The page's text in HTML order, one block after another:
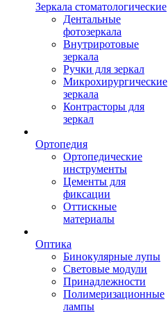
Зеркала стоматологические
Дентальные
фотозеркала
Внутриротовые
зеркала
Ручки для зеркал
Микрохирургические
зеркала
Контрасторы для
зеркал
Ортопедия
Ортопедические
инструменты
Цементы для
фиксации
Оттискные
материалы
Оптика
Бинокулярные лупы
Световые модули
Принадлежности
Полимеризационные
лампы